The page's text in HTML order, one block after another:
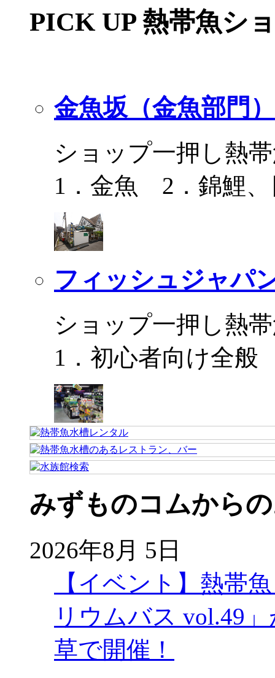
PICK UP 熱帯魚シ
金魚坂（金魚部門）
ショップ一押し熱
1．金魚 2．錦鯉、
フィッシュジャパ
ショップ一押し熱
1．初心者向け全
みずものコムから
2026年8月 5日
【イベント】熱帯
リウムバス vol.49
草で開催！